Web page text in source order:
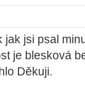
jak jsi psal
je blesková
Děkuji.